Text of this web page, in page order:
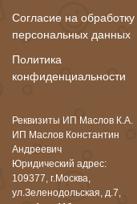
Согласие на обработку
персональных данных
Политика
конфиденциальности
Реквизиты ИП Маслов К.А.
ИП Маслов Константин
Андреевич
Юридический адрес:
109377, г.Москва,
ул.Зеленодольская, д.7,